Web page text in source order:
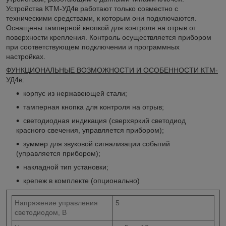
Устройства КТМ-УД4в работают только совместно с
техническими средствами, к которым они подключаются.
Оснащены тамперной кнопкой для контроля на отрыв от
поверхности крепления. Контроль осуществляется прибором
при соответствующем подключении и программных
настройках.
ФУНКЦИОНАЛЬНЫЕ ВОЗМОЖНОСТИ И ОСОБЕННОСТИ КТМ-
УД4в:
корпус из нержавеющей стали;
тамперная кнопка для контроля на отрыв;
светодиодная индикация (сверхяркий светодиод
красного свечения, управляется прибором);
зуммер для звуковой сигнализации событий
(управляется прибором);
накладной тип установки;
крепеж в комплекте (опционально)
Напряжение управления
светодиодом, В
5